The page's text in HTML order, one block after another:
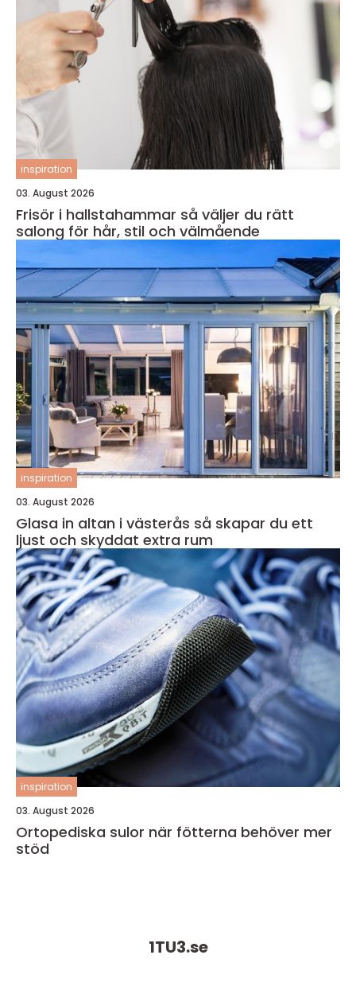
inspiration
03. August 2026
Frisör i hallstahammar så väljer du rätt
salong för hår, stil och välmående
inspiration
03. August 2026
Glasa in altan i västerås så skapar du ett
ljust och skyddat extra rum
inspiration
03. August 2026
Ortopediska sulor när fötterna behöver mer
stöd
1TU3.se